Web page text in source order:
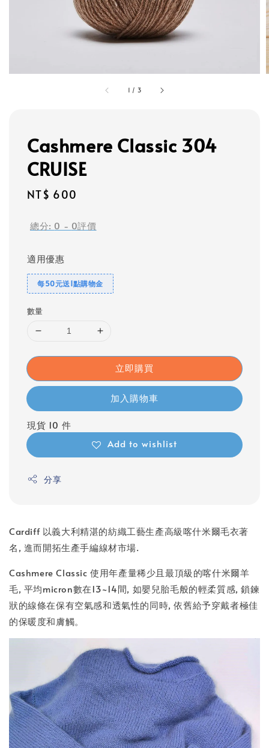
1 / 3
Cashmere Classic 304
CRUISE
Regular
NT$ 600
總分: 0 - 0評價
適用優惠
每50元送1點購物金
數量
立即購買
加入購物車
現貨 10 件
Add to wishlist
分享
Cardiff 以義大利精湛的紡織工藝生產高級喀什米爾毛衣著
名, 進而開拓生產手編線材市場.
Cashmere Classic 使用年產量稀少且最頂級的喀什米爾羊
毛, 平均micron數在13~14間, 如嬰兒胎毛般的輕柔質感, 鎖鍊
狀的線條在保有空氣感和透氣性的同時, 依舊給予穿戴者極佳
的保暖度和膚觸。